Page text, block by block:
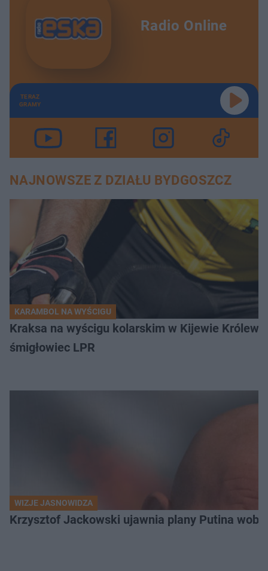
Radio Online
TERAZ
GRAMY
NAJNOWSZE Z DZIAŁU BYDGOSZCZ
KARAMBOL NA WYŚCIGU
Kraksa na wyścigu kolarskim w Kijewie
śmigłowiec LPR
WIZJE JASNOWIDZA
Krzysztof Jackowski ujawnia plany Putina